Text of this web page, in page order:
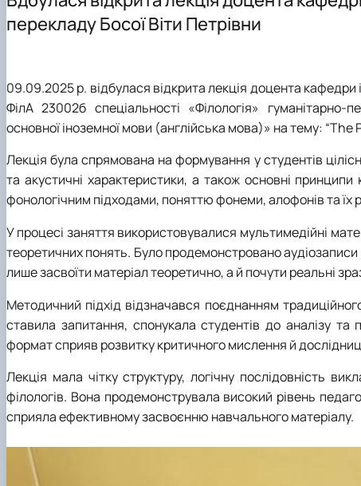
Як стати студентом?
Чому НУБІП України - твій правильний вибір?
Правила прийому 2026
Контактні дані
ОП "Англійська мова та друга іноземна" ОС Магістр
ОП "Німецька мова та друга іноземна" ОС Магістр
Наукові гуртки
Конференції
перекладу Босої Віти Петрівни
09.09.2025 р. відбулася відкрита лекція доцента кафедри
ФілА 23002б спеціальності «Філологія»
основної іноземної мови (англійська мова)» на тему:
Лекція була спрямована на формування у студентів
та акустичні характеристики, а також основні
фонологічним підходами, поняттю фонеми, алофонів та їх
У процесі заняття використовувалися мультимедійні
теоретичних понять. Було продемонстровано
лише засвоїти матеріал теоретично, а й почути реальні
Методичний підхід відзначався поєднанням
ставила запитання, спонукала студентів до аналізу
формат сприяв розвитку критичного мислення й
Лекція мала чітку структуру, логічну послідовність
філологів. Вона продемонструвала високий рівень
сприяла ефективному засвоєнню навчального матеріалу.